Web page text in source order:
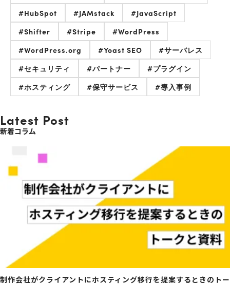
#HubSpot
#JAMstack
#JavaScript
#Shifter
#Stripe
#WordPress
#WordPress.org
#Yoast SEO
#サーバレス
#セキュリティ
#パートナー
#プラグイン
#ホスティング
#保守サービス #導入事例
新着コラム
Latest Post
制作会社がクライアントにホスティング移行を提案するときのトー